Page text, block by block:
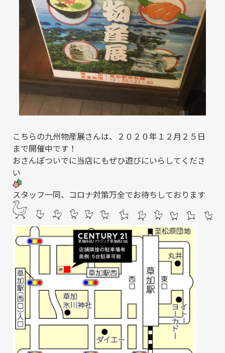
こちらの九州物産展さんは、２０２０年１２月２５日
まで開催中です！
おさんぽついでに当店にもぜひ遊びにいらしてくださ
い
スタッフ一同、コロナ対策万全でお待ちしております